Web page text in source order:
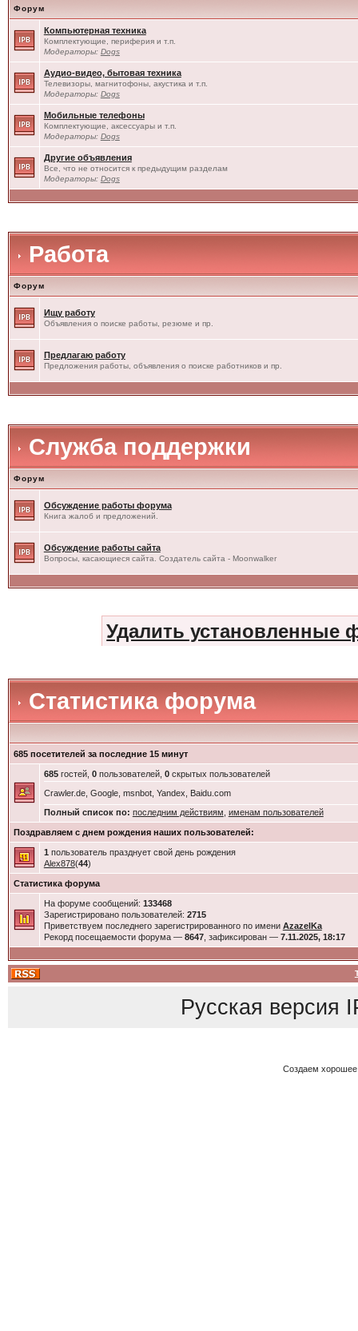
Форум
Компьютерная техника
Комплектующие, периферия и т.п.
Модераторы: Dogs
Аудио-видео, бытовая техника
Телевизоры, магнитофоны, акустика и т.п.
Модераторы: Dogs
Мобильные телефоны
Комплектующие, аксессуары и т.п.
Модераторы: Dogs
Другие объявления
Все, что не относится к предыдущим разделам
Модераторы: Dogs
Работа
Форум
Ищу работу
Объявления о поиске работы, резюме и пр.
Предлагаю работу
Предложения работы, объявления о поиске работников и пр.
Служба поддержки
Форум
Обсуждение работы форума
Книга жалоб и предложений.
Обсуждение работы сайта
Вопросы, касающиеся сайта. Создатель сайта - Moonwalker
Удалить установленные
Статистика форума
685 посетителей за последние 15 минут
685гостей, 0пользователей, 0скрытых пользователей
Crawler.de, Google, msnbot, Yandex, Baidu.com
Полный список по: последним действиям именам пользователей
Поздравляем с днем рождения наших пользователей:
1 пользователь празднует свой день рождения
Alex878(44)
Статистика форума
На форуме сообщений: 133468
Зарегистрировано пользователей: 2715
Приветствуем последнего зарегистрированного по имени AzazelKa
Рекорд посещаемости форума — 8647, зафиксирован — 7.11.2025, 18:17
Русская версия
Создаем